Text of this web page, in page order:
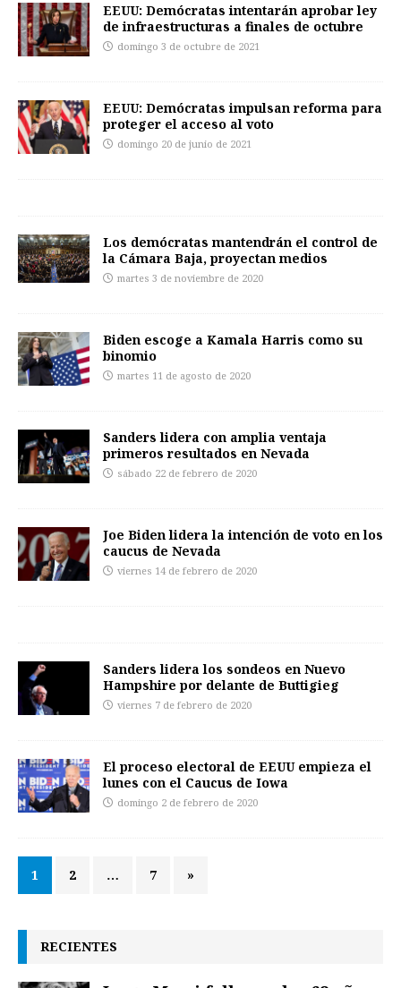
EEUU: Demócratas intentarán aprobar ley
de infraestructuras a finales de octubre
domingo 3 de octubre de 2021
EEUU: Demócratas impulsan reforma para
proteger el acceso al voto
domingo 20 de junio de 2021
Los demócratas mantendrán el control de
la Cámara Baja, proyectan medios
martes 3 de noviembre de 2020
Biden escoge a Kamala Harris como su
binomio
martes 11 de agosto de 2020
Sanders lidera con amplia ventaja
primeros resultados en Nevada
sábado 22 de febrero de 2020
Joe Biden lidera la intención de voto en los
caucus de Nevada
viernes 14 de febrero de 2020
Sanders lidera los sondeos en Nuevo
Hampshire por delante de Buttigieg
viernes 7 de febrero de 2020
El proceso electoral de EEUU empieza el
lunes con el Caucus de Iowa
domingo 2 de febrero de 2020
1 2 … 7 »
RECIENTES